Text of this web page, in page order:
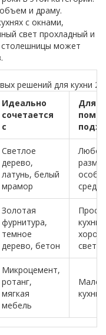
и драму.
с окнами,
свет прохладный и
столешницы может
решений для кухни
Идеально
сочетается
с
Для
Светлое
дерево,
латунь, белый
мрамор
Любой
Золотая
фурнитура,
темное
дерево, бетон
кухни с
Микроцемент,
ротанг,
мягкая
мебель
кухни,